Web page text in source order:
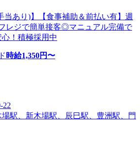
当あり)】【食事補助＆前払い有】週
レジで簡単接客◎マニュアル完備で
！積極採用中
時給1,350円〜
22
駅、新木場駅、辰巳駅、豊洲駅、門